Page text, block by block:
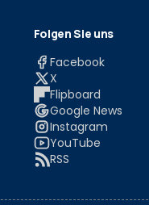
Folgen Sie uns
Facebook
X
Flipboard
Google News
Instagram
YouTube
RSS